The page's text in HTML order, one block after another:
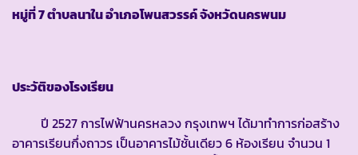
หมู่ที่ 7 ตำบลนาใน อำเภอโพนสวรรค์ จังหวัดนครพนม
ประวัติของโรงเรียน
ปี 2527 การไฟฟ้านครหลวง กรุงเทพฯ ได้มาทำการก่อสร้าง
อาคารเรียนกึ่งถาวร เป็นอาคารไม้ชั้นเดียว 6 ห้องเรียน จำนวน 1